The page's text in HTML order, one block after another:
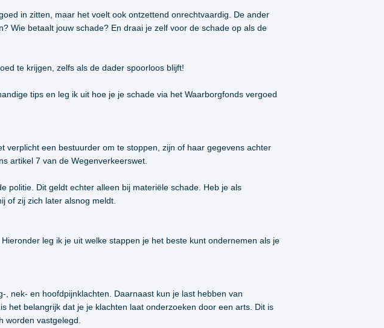
in zitten, maar het voelt ook ontzettend onrechtvaardig. De ander
Wie betaalt jouw schade? En draai je zelf voor de schade op als de
te krijgen, zelfs als de dader spoorloos blijft!
tips en leg ik uit hoe je je schade via het Waarborgfonds vergoed
een bestuurder om te stoppen, zijn of haar gegevens achter
artikel 7 van de Wegenverkeerswet.
politie. Dit geldt echter alleen bij materiële schade. Heb je als
of zij zich later alsnog meldt.
leg ik je uit welke stappen je het beste kunt ondernemen als je
nek- en hoofdpijnklachten. Daarnaast kun je last hebben van
het belangrijk dat je je klachten laat onderzoeken door een arts. Dit is
worden vastgelegd.